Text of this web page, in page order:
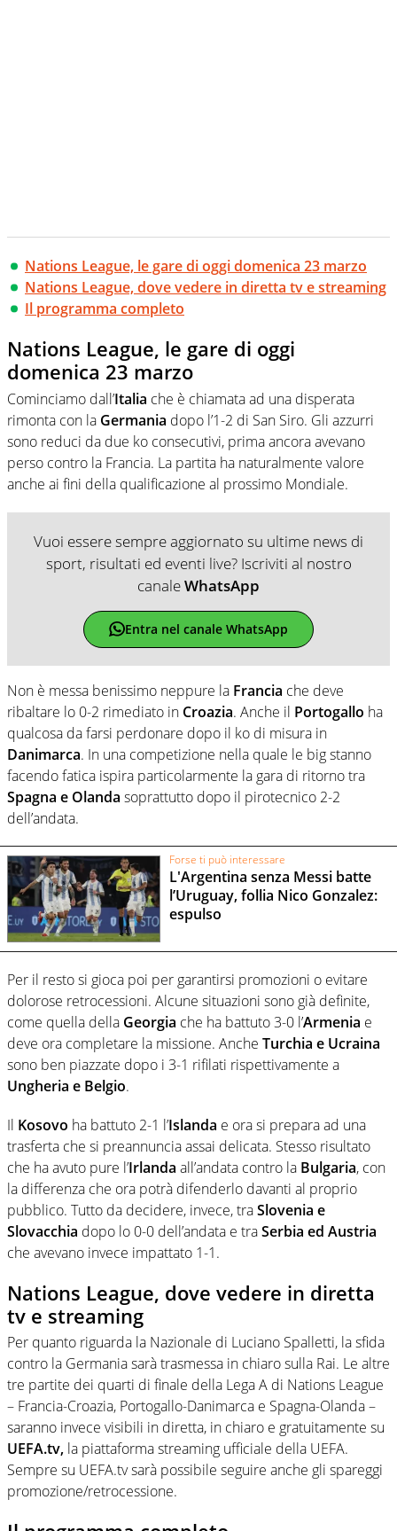
Nations League, le gare di oggi domenica 23 marzo
Nations League, dove vedere in diretta tv e streaming
Il programma completo
Nations League, le gare di oggi
domenica 23 marzo
Cominciamo dall’Italia che è chiamata ad una disperata
rimonta con la Germania dopo l’1-2 di San Siro. Gli azzurri
sono reduci da due ko consecutivi, prima ancora avevano
perso contro la Francia. La partita ha naturalmente valore
anche ai fini della qualificazione al prossimo Mondiale.
Vuoi essere sempre aggiornato su ultime news di
sport, risultati ed eventi live? Iscriviti al nostro
canaleWhatsApp
Entra nel canale WhatsApp
Non è messa benissimo neppure la Francia che deve
ribaltare lo 0-2 rimediato in Croazia. Anche il Portogallo ha
qualcosa da farsi perdonare dopo il ko di misura in
Danimarca. In una competizione nella quale le big stanno
facendo fatica ispira particolarmente la gara di ritorno tra
Spagna e Olanda soprattutto dopo il pirotecnico 2-2
dell’andata.
Forse ti può interessare
L'Argentina senza Messi batte
l’Uruguay, follia Nico Gonzalez:
espulso
Per il resto si gioca poi per garantirsi promozioni o evitare
dolorose retrocessioni. Alcune situazioni sono già definite,
come quella della Georgia che ha battuto 3-0 l’Armenia e
deve ora completare la missione. Anche Turchia e Ucraina
sono ben piazzate dopo i 3-1 rifilati rispettivamente a
Ungheria e Belgio.
Il Kosovo ha battuto 2-1 l’Islanda e ora si prepara ad una
trasferta che si preannuncia assai delicata. Stesso risultato
che ha avuto pure l’Irlanda all’andata contro la Bulgaria, con
la differenza che ora potrà difenderlo davanti al proprio
pubblico. Tutto da decidere, invece, traSlovenia e
Slovacchia dopo lo 0-0 dell’andata e traSerbia ed Austria
che avevano invece impattato 1-1.
Nations League, dove vedere in diretta
tv e streaming
Per quanto riguarda la Nazionale di Luciano Spalletti, la sfida
contro la Germania sarà trasmessa in chiaro sulla Rai. Le altre
tre partite dei quarti di finale della Lega A di Nations League
– Francia-Croazia, Portogallo-Danimarca e Spagna-Olanda –
saranno invece visibili in diretta, in chiaro e gratuitamente su
UEFA.tv, la piattaforma streaming ufficiale della UEFA.
Sempre su UEFA.tv sarà possibile seguire anche gli spareggi
promozione/retrocessione.